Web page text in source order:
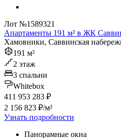
Лот №1589321
Апартаменты 191 м² в ЖК
Хамовники, Саввинская
191 м²
2 этаж
3 спальни
Whitebox
411 953 283 ₽
2 156 823 ₽/м²
Узнать подробности
Панорамные окна